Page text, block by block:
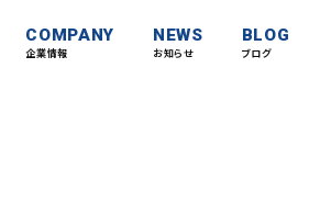
COMPANY
企業情報
NEWS
お知らせ
BLOG
ブログ